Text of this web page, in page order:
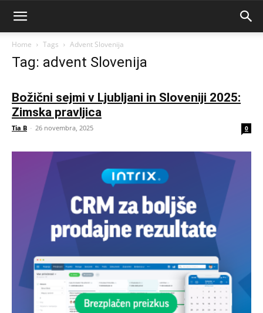
Home Tags Advent Slovenija
Tag: advent Slovenija
Božični sejmi v Ljubljani in Sloveniji 2025:
Zimska pravljica
Tia B - 26 novembra, 2025 0